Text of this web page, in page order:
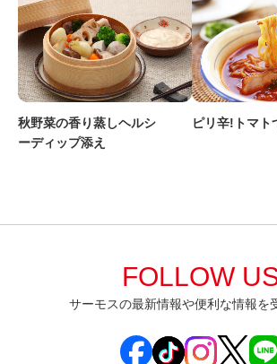
秋野菜の香り蒸しヘルシ
ーディップ添え
ピリ辛!トマト
FOLLOW
サーモスの最新情報や便利な情報を